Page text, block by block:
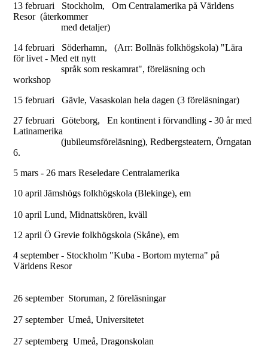
13 februari Stockholm, Om Centralamerika på Världens
Resor (återkommer
med detaljer)
14 februari Söderhamn, (Arr: Bollnäs folkhögskola) "Lära
för livet - Med ett nytt
språk som reskamrat", föreläsning och
workshop
15 februari Gävle, Vasaskolan hela dagen (3 föreläsningar)
27 februari Göteborg, En kontinent i förvandling - 30 år med
Latinamerika
(jubileumsföreläsning), Redbergsteatern, Örngatan
6.
5 mars - 26 mars Reseledare Centralamerika
10 april Jämshögs folkhögskola (Blekinge), em
10 april Lund, Midnattskören, kväll
12 april Ö Grevie folkhögskola (Skåne), em
4 september - Stockholm "Kuba - Bortom myterna" på
Världens Resor
26 september Storuman, 2 föreläsningar
27 september Umeå, Universitetet
27 septemberg Umeå, Dragonskolan